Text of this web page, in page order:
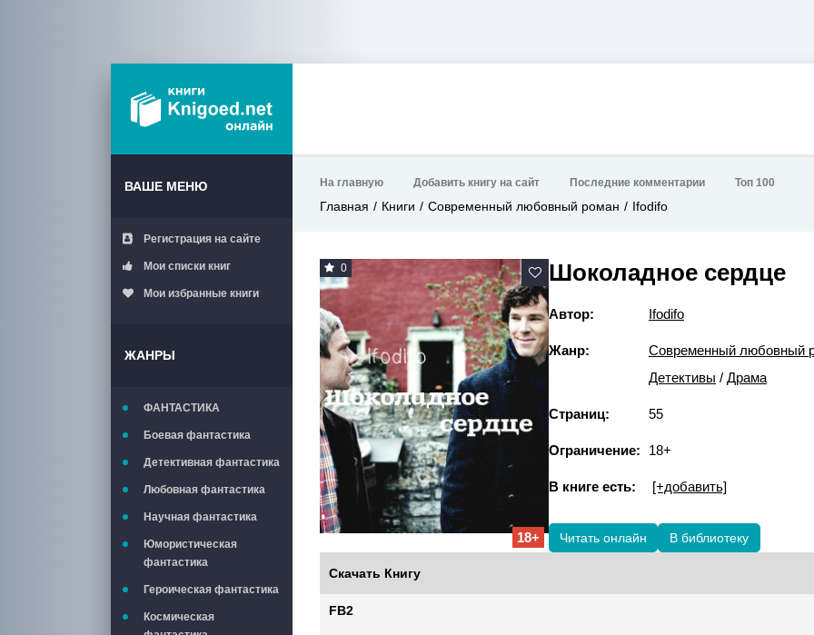
ВАШЕ МЕНЮ
Регистрация на сайте
Мои списки книг
Мои избранные книги
ЖАНРЫ
ФАНТАСТИКА
Боевая фантастика
Детективная фантастика
Любовная фантастика
Научная фантастика
Юмористическая
фантастика
Героическая фантастика
Космическая
На главную Добавить книгу на сайт Последние комментарии Топ 100
Главная Книги Современный любовный роман Ifodifo
0
18+
Шоколадное сердце
Автор: Ifodifo
Жанр:
Современный любовный
Детективы / Драма
Страниц: 55
Ограничение: 18+
В книге есть: [+добавить]
Читать онлайн В библиотеку
Скачать Книгу
FB2